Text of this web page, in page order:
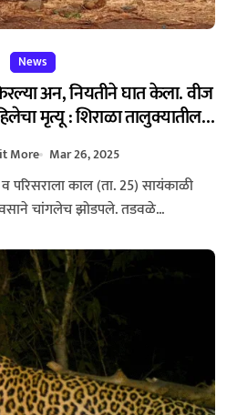
News
अन, नियतीने घात केला. वीज
मृत्यू : शिराळा तालुक्यातील
Kills Woman in Shirala
Storm
More Mar 26, 2025
चांगलेच झोडपले. तडवळे...